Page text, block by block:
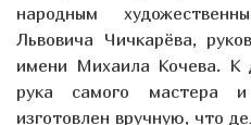
народным
Львовича Чичкарёва,
имени Михаила Кочева. К
рука самого мастера
изготовлен вручную, что